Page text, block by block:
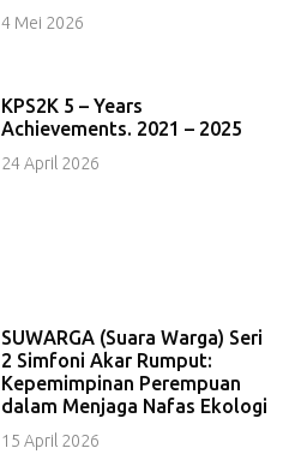
4 Mei 2026
KPS2K 5 – Years
Achievements. 2021 – 2025
24 April 2026
SUWARGA (Suara Warga) Seri
2 Simfoni Akar Rumput:
Kepemimpinan Perempuan
dalam Menjaga Nafas Ekologi
15 April 2026